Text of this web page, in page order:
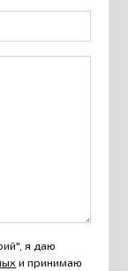
я даю
и принимаю